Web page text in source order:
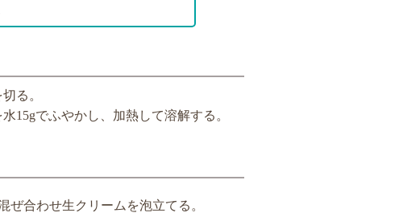
る。
15gでふやかし、加熱して溶解する。
ぜ合わせ生クリームを泡立てる。